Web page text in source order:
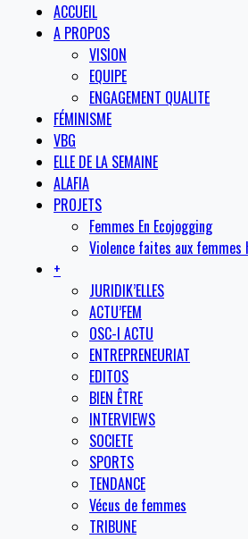
ACCUEIL
A PROPOS
VISION
EQUIPE
ENGAGEMENT QUALITE
FÉMINISME
VBG
ELLE DE LA SEMAINE
ALAFIA
PROJETS
Femmes En Ecojogging
Violence faites aux femmes
+
JURIDIK’ELLES
ACTU’FEM
OSC-I ACTU
ENTREPRENEURIAT
EDITOS
BIEN ÊTRE
INTERVIEWS
SOCIETE
SPORTS
TENDANCE
Vécus de femmes
TRIBUNE